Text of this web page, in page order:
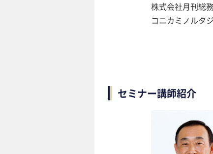
株式会社月刊
コニカミノル
セミナー講師紹介